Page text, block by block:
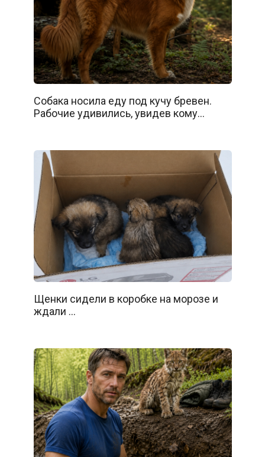
Собака носила еду под кучу бревен.
Рабочие удивились, увидев кому…
Щенки сидели в коробке на морозе и
ждали …